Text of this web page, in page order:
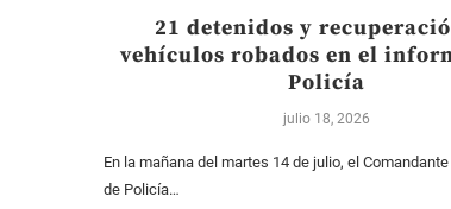
21 detenidos y
vehículos robados en el
Policía
julio 18, 2026
En la mañana del martes 14 de julio, el
de Policía…